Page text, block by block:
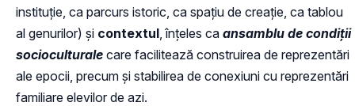
instituție, ca parcurs istoric, ca spațiu de creație, ca tablou
al genurilor) și contextul , înțeles ca ansamblu de condiții
socioculturale care facilitează construirea de reprezentări
ale epocii, precum și stabilirea de conexiuni cu reprezentări
familiare elevilor de azi.